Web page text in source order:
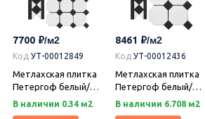
7700
Код УТ-00012849
Метлахская плитка
Петергоф белый/
черный (001/013)
В наличии 0.34 м2
8461
Код УТ-00012436
Метлахская плитка
Петергоф белый/
черный (001/013)
В наличии 6.708 м2